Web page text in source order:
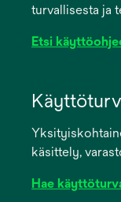
turvallisesta ja
Etsi
new
käsittely,
Hae